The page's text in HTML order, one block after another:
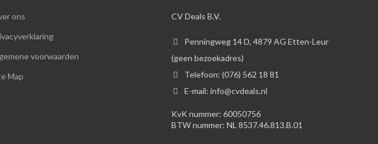
ons
voorwaarden
Map
CV Deals B.V.
Penningweg 14 D, 4879 AG Etten-Leur
(geen bezoekadres)
Telefoon: (076) 562 18 81
E-mail: info@cvdeals.nl
KvK nummer: 60050756
BTW nummer: NL 8537.46.813.B.01